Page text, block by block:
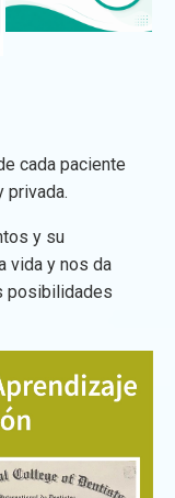
cada paciente
privada.
y su
vida y nos da
posibilidades